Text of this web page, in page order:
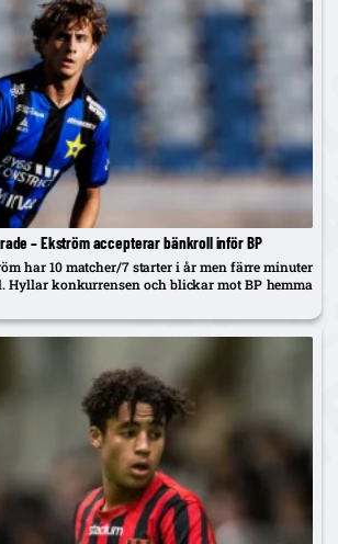
– Ekström accepterar bänkroll inför BP
har 10 matcher/7 starter i år men färre minuter
Hyllar konkurrensen och blickar mot BP hemma